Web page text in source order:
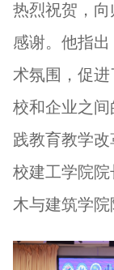
热烈祝贺，
感谢。他指
术氛围，促
校和企业之
践教育教学改
校建工学院
木与建筑学院